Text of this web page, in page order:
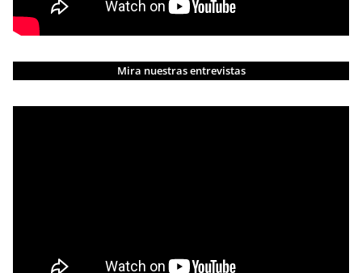
Mira nuestras entrevistas